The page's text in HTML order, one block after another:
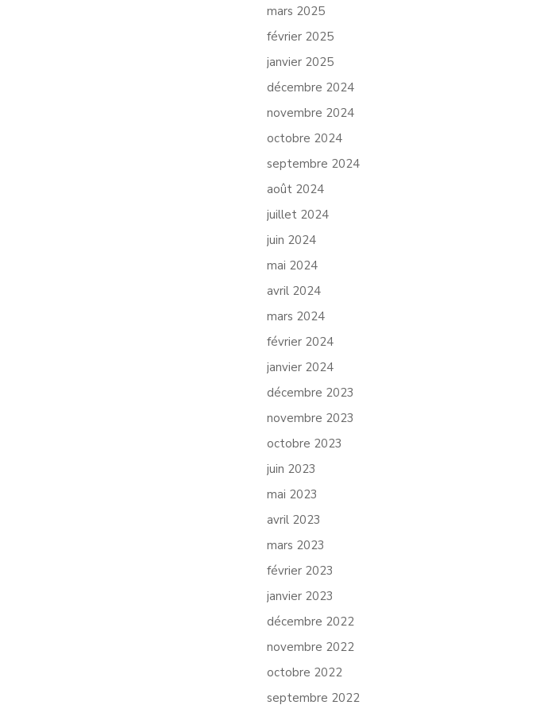
mars 2025
février 2025
janvier 2025
décembre 2024
novembre 2024
octobre 2024
septembre 2024
août 2024
juillet 2024
juin 2024
mai 2024
avril 2024
mars 2024
février 2024
janvier 2024
décembre 2023
novembre 2023
octobre 2023
juin 2023
mai 2023
avril 2023
mars 2023
février 2023
janvier 2023
décembre 2022
novembre 2022
octobre 2022
septembre 2022